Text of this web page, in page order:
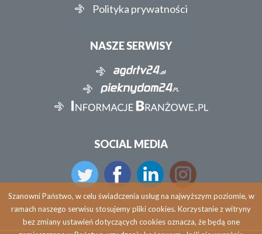
Polityka prywatności
NASZE SERWISY
SOCIAL MEDIA
Szanowni Państwo, w celu świadczenia usług na najwyższym poziomie, w
ramach naszego serwisu stosujemy pliki cookies. Korzystanie z witryny
bez zmiany ustawień dotyczących cookies oznacza, że będą one